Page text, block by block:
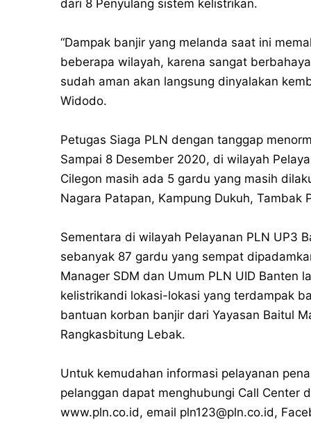
dari 8 Penyulang sistem kelistrikan.
“Dampak banjir yang melanda saat ini
beberapa wilayah, karena sangat
sudah aman akan langsung dinyalakan
Widodo.
Petugas Siaga PLN dengan tanggap
Sampai 8 Desember 2020, di wilayah
Cilegon masih ada 5 gardu yang masih
Nagara Patapan, Kampung Dukuh, Tambak
Sementara di wilayah Pelayanan PLN UP3
sebanyak 87 gardu yang sempat
Manager SDM dan Umum PLN UID Banten
kelistrikandi lokasi-lokasi yang terdampak
bantuan korban banjir dari Yayasan Baitul
Rangkasbitung Lebak.
Untuk kemudahan informasi pelayanan
pelanggan dapat menghubungi Call Center
www.pln.co.id, email pln123@pln.co.id,